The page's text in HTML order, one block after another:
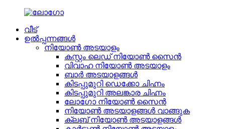
വീട്
ഉൽപ്പന്നങ്ങൾ
നിയോൺ അടയാളം
കസ്റ്റം ലെഡ് നിയോൺ സൈൻ
വിവാഹ നിയോൺ അടയാളം
ബാർ അടയാളങ്ങൾ
കിടപ്പുമുറി ഡെക്കോ ചിഹ്നം
കിടപ്പുമുറി അലങ്കാര ചിഹ്നം
ലോഗോ നിയോൺ സൈൻ
നിയോൺ അടയാളങ്ങൾ വാങ്ങുക
ക്ലബ് നിയോൺ അടയാളങ്ങൾ